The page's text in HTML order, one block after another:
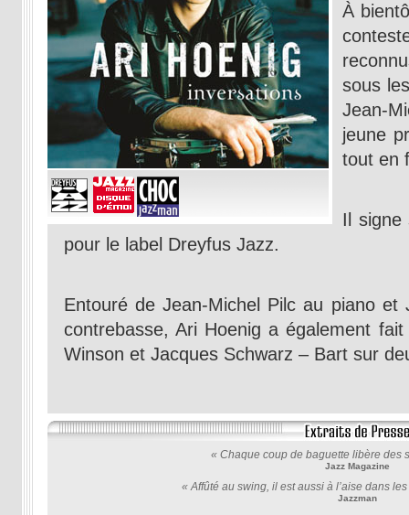
À
sous
Jean-
jeune
tout en
Il signe
pour le label Dreyfus Jazz.
Entouré de Jean-Michel Pilc au piano et
contrebasse, Ari Hoenig a également
Winson et Jacques Schwarz – Bart sur
« Chaque coup de baguette libère des
Jazz Magazine
« Affûté au swing, il est aussi à l’aise dans
Jazzman